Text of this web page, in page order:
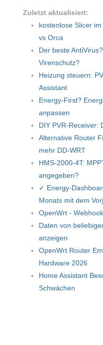
Zuletzt aktualisiert:
kostenlose Slicer
vs Orca
Der beste
Virenschutz?
Heizung steuern:
Assistant
Energy-First?
anpassen
DIY PVR-Receiver:
Alternative Router
mehr DD-WRT
HMS-2000-4T:
angegeben?
✓ Energy-
Monats mit dem
OpenWrt -
Daten von
anzeigen
OpenWrt Router
Hardware 2026
Home Assistant
Schwächen